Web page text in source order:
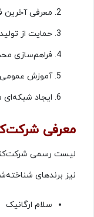
معرفی آخرین
حمایت از
فراهم‌سازی
آموزش عمومی
ایجاد شبکه‌ای
معرفی
لیست رسمی
نیز برندهای
سلام ارگانیک